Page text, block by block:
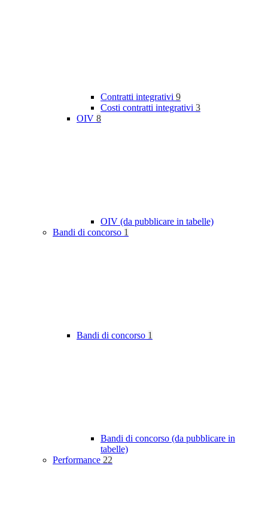
Contratti integrativi 9
Costi contratti integrativi 3
OIV 8
OIV (da pubblicare in tabelle)
Bandi di concorso 1
Bandi di concorso 1
Bandi di concorso (da pubblicare in
tabelle)
Performance 22